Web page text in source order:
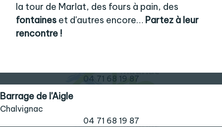
la tour de Marlat, des fours à pain, des
fontaineset d'autres encore… Partez à leur
rencontre !
04 71 68 19 87
Barrage de l'Aigle
Chalvignac
04 71 68 19 87